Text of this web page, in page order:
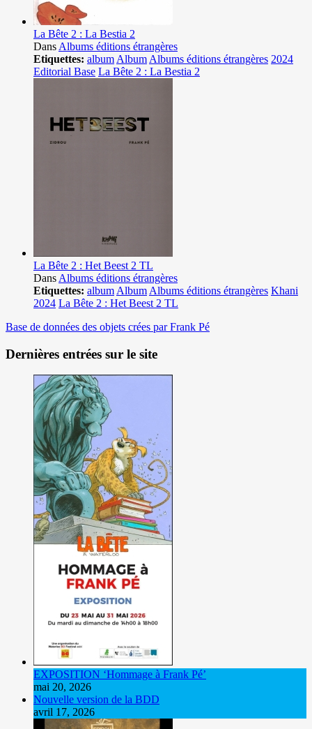
La Bête 2 : La Bestia 2
Dans Albums éditions étrangères
Etiquettes: album Album Albums éditions étrangères 2024
Editorial Base La Bête 2 : La Bestia 2
La Bête 2 : Het Beest 2 TL
Dans Albums éditions étrangères
Etiquettes: album Album Albums éditions étrangères Khani
2024 La Bête 2 : Het Beest 2 TL
Base de données des objets crées par Frank Pé
Dernières entrées sur le site
EXPOSITION ‘Hommage à Frank Pé’
mai 20, 2026
Nouvelle version de la BDD
avril 17, 2026